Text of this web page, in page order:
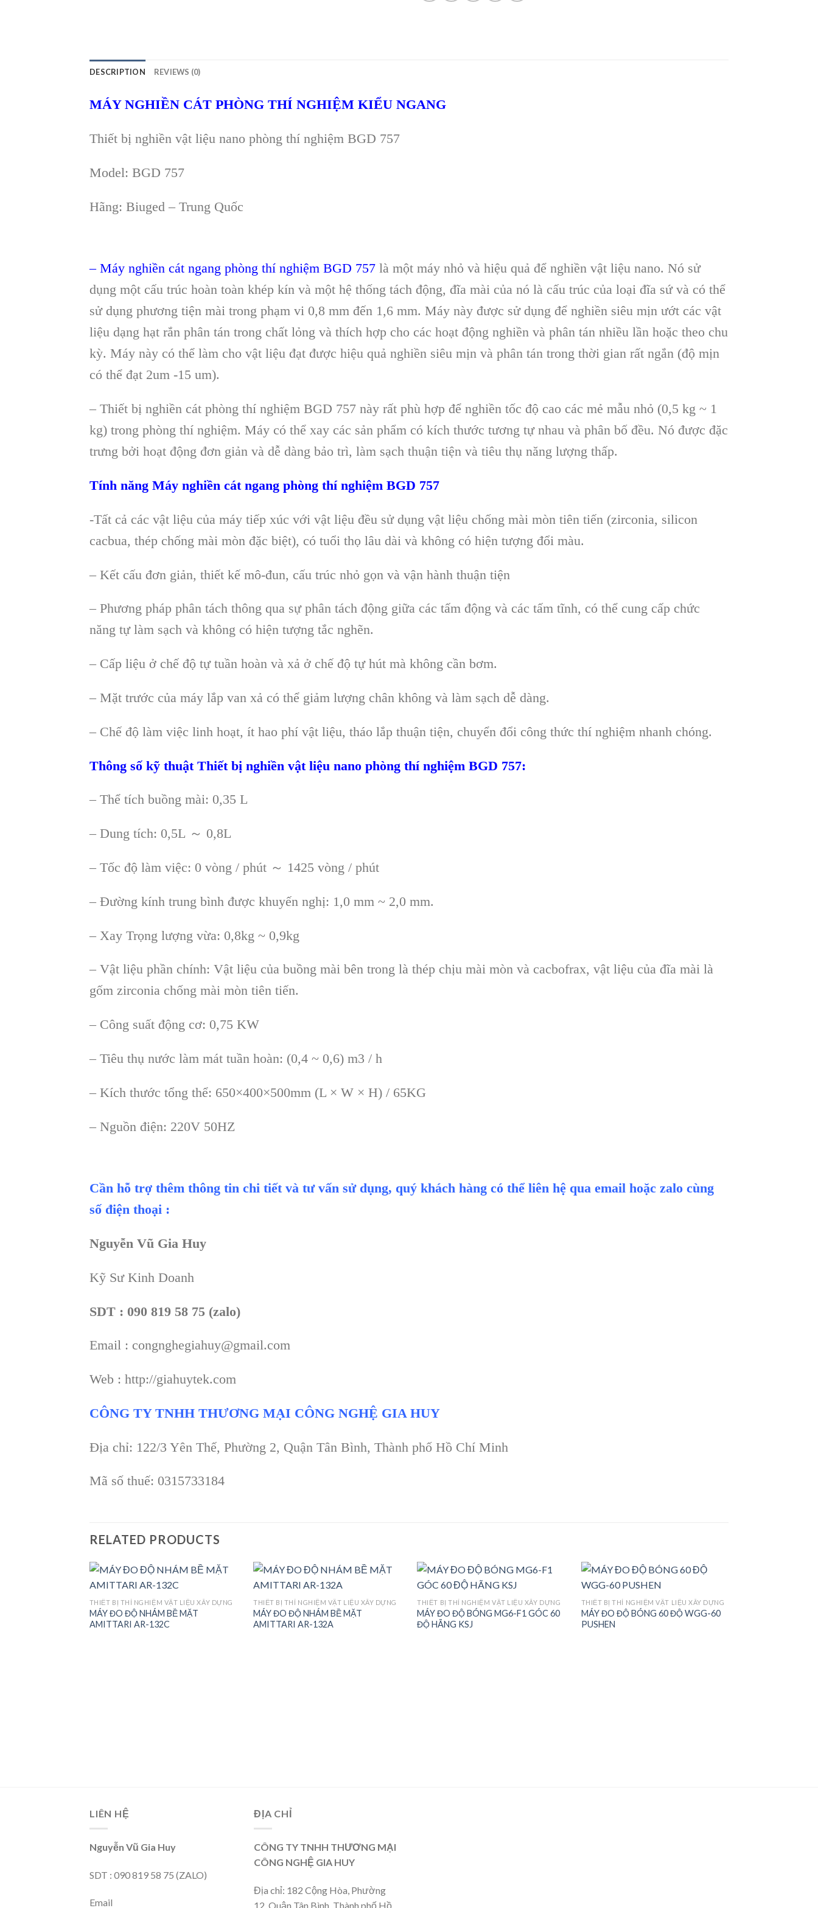
DESCRIPTION REVIEWS (0)
MÁY NGHIỀN CÁT PHÒNG THÍ NGHIỆM KIỂU NGANG
Thiết bị nghiền vật liệu nano phòng thí nghiệm BGD 757
Model: BGD 757
Hãng: Biuged – Trung Quốc
– Máy nghiền cát ngang phòng thí nghiệm BGD 757 là một máy nhỏ và hiệu quả để nghiền vật liệu nano. Nó sử
dụng một cấu trúc hoàn toàn khép kín và một hệ thống tách động, đĩa mài của nó là cấu trúc của loại đĩa sứ và có thể
sử dụng phương tiện mài trong phạm vi 0,8 mm đến 1,6 mm. Máy này được sử dụng để nghiền siêu mịn ướt các vật
liệu dạng hạt rắn phân tán trong chất lỏng và thích hợp cho các hoạt động nghiền và phân tán nhiều lần hoặc theo chu
kỳ. Máy này có thể làm cho vật liệu đạt được hiệu quả nghiền siêu mịn và phân tán trong thời gian rất ngắn (độ mịn
có thể đạt 2um -15 um).
– Thiết bị nghiền cát phòng thí nghiệm BGD 757 này rất phù hợp để nghiền tốc độ cao các mẻ mẫu nhỏ (0,5 kg ~ 1
kg) trong phòng thí nghiệm. Máy có thể xay các sản phẩm có kích thước tương tự nhau và phân bố đều. Nó được đặc
trưng bởi hoạt động đơn giản và dễ dàng bảo trì, làm sạch thuận tiện và tiêu thụ năng lượng thấp.
Tính năng Máy nghiền cát ngang phòng thí nghiệm BGD 757
-Tất cả các vật liệu của máy tiếp xúc với vật liệu đều sử dụng vật liệu chống mài mòn tiên tiến (zirconia, silicon
cacbua, thép chống mài mòn đặc biệt), có tuổi thọ lâu dài và không có hiện tượng đổi màu.
– Kết cấu đơn giản, thiết kế mô-đun, cấu trúc nhỏ gọn và vận hành thuận tiện
– Phương pháp phân tách thông qua sự phân tách động giữa các tấm động và các tấm tĩnh, có thể cung cấp chức
năng tự làm sạch và không có hiện tượng tắc nghẽn.
– Cấp liệu ở chế độ tự tuần hoàn và xả ở chế độ tự hút mà không cần bơm.
– Mặt trước của máy lắp van xả có thể giảm lượng chân không và làm sạch dễ dàng.
– Chế độ làm việc linh hoạt, ít hao phí vật liệu, tháo lắp thuận tiện, chuyển đổi công thức thí nghiệm nhanh chóng.
Thông số kỹ thuật Thiết bị nghiền vật liệu nano phòng thí nghiệm BGD 757:
– Thể tích buồng mài: 0,35 L
– Dung tích: 0,5L ～ 0,8L
– Tốc độ làm việc: 0 vòng / phút ～ 1425 vòng / phút
– Đường kính trung bình được khuyến nghị: 1,0 mm ~ 2,0 mm.
– Xay Trọng lượng vừa: 0,8kg ~ 0,9kg
– Vật liệu phần chính: Vật liệu của buồng mài bên trong là thép chịu mài mòn và cacbofrax, vật liệu của đĩa mài là
gốm zirconia chống mài mòn tiên tiến.
– Công suất động cơ: 0,75 KW
– Tiêu thụ nước làm mát tuần hoàn: (0,4 ~ 0,6) m3 / h
– Kích thước tổng thể: 650×400×500mm (L × W × H) / 65KG
– Nguồn điện: 220V 50HZ
Cần hỗ trợ thêm thông tin chi tiết và tư vấn sử dụng, quý khách hàng có thể liên hệ qua email hoặc zalo cùng
số điện thoại :
Nguyễn Vũ Gia Huy
Kỹ Sư Kinh Doanh
SDT : 090 819 58 75 (zalo)
Email : congnghegiahuy@gmail.com
Web : http://giahuytek.com
CÔNG TY TNHH THƯƠNG MẠI CÔNG NGHỆ GIA HUY
Địa chỉ: 122/3 Yên Thế, Phường 2, Quận Tân Bình, Thành phố Hồ Chí Minh
Mã số thuế: 0315733184
RELATED PRODUCTS
THIẾT BỊ THÍ NGHIỆM VẬT LIỆU XÂY DỰNG
MÁY ĐO ĐỘ NHÁM BỀ MẶT
AMITTARI AR-132C
THIẾT BỊ THÍ NGHIỆM VẬT LIỆU XÂY DỰNG
MÁY ĐO ĐỘ NHÁM BỀ MẶT
AMITTARI AR-132A
Add to
THIẾT BỊ THÍ NGHIỆM VẬT LIỆU XÂY DỰNG
MÁY ĐO ĐỘ BÓNG MG6-F1 GÓC 60
ĐỘ HÃNG KSJ
Add to
THIẾT BỊ THÍ NGHIỆM VẬT LIỆU XÂY DỰNG
MÁY ĐO ĐỘ BÓNG 60 ĐỘ WGG-60
PUSHEN
LIÊN HỆ
Nguyễn Vũ Gia Huy
SDT : 090 819 58 75 (ZALO)
Email
ĐỊA CHỈ
CÔNG TY TNHH THƯƠNG MẠI
CÔNG NGHỆ GIA HUY
Địa chỉ: 182 Cộng Hòa, Phường
12, Quận Tân Bình, Thành phố Hồ